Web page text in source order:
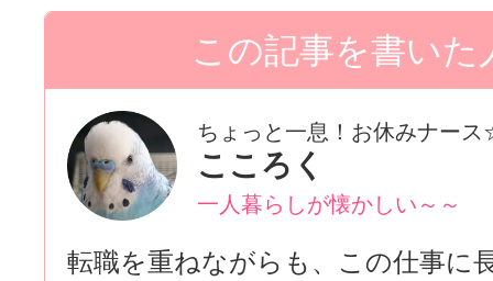
ちょっと一息！お休みナー
こころく
一人暮らしが懐かしい～～
転職を重ねながらも、この仕事に